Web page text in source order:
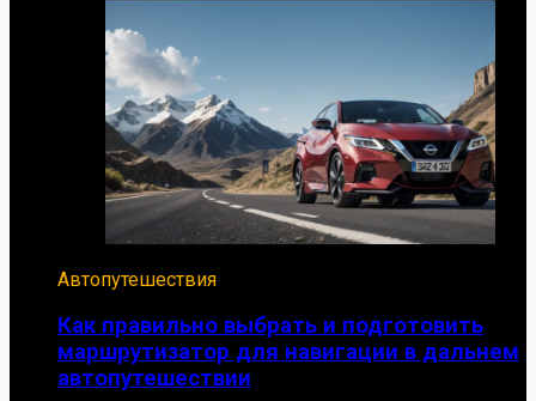
Автопутешествия
Как правильно выбрать и подготовить
маршрутизатор для навигации в дальнем
автопутешествии